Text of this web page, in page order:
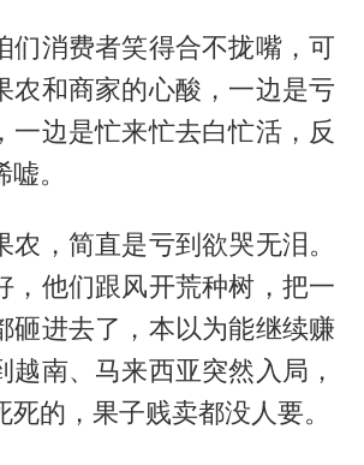
们消费者笑得合不拢嘴，可
农和商家的心酸，一边是亏
一边是忙来忙去白忙活，反
。
农，简直是亏到欲哭无泪。
，他们跟风开荒种树，把一
砸进去了，本以为能继续赚
越南、马来西亚突然入局，
的，果子贱卖都没人要。